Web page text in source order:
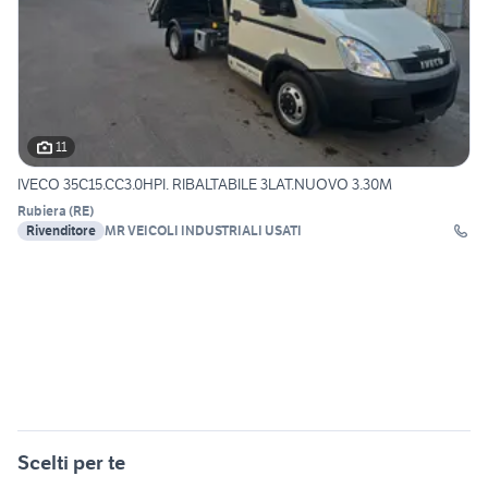
11
IVECO 35C15.CC3.0HPI. RIBALTABILE 3LAT.NUOVO 3.30M
Rubiera (RE)
Rivenditore MR VEICOLI INDUSTRIALI USATI
Scelti per te